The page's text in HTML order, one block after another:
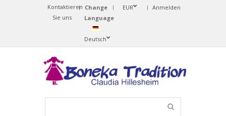
Anmelden
EUR
Change
Language
Deutsch
Kontaktieren
Sie uns